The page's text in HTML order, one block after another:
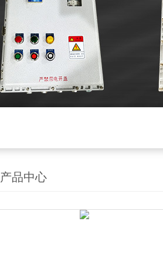
产品中心